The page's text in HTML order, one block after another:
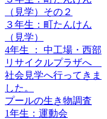
（見学）その２
３年生：町たんけん
（見学）
4年生 ： 中工場・西部
リサイクルプラザへ
社会見学へ行ってきま
した。
プールの生き物調査
1年生：運動会